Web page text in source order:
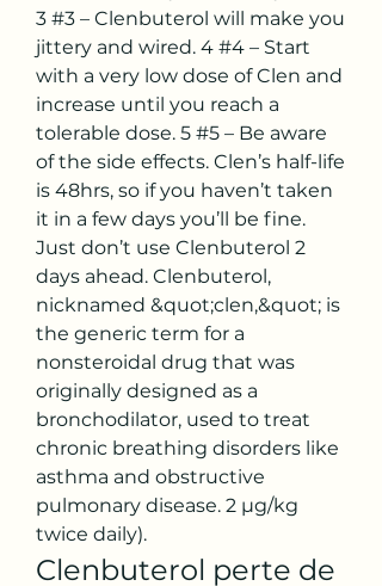
3 #3 – Clenbuterol will make you
jittery and wired. 4 #4 – Start
with a very low dose of Clen and
increase until you reach a
tolerable dose. 5 #5 – Be aware
of the side effects. Clen’s half-life
is 48hrs, so if you haven’t taken
it in a few days you’ll be fine.
Just don’t use Clenbuterol 2
days ahead. Clenbuterol,
nicknamed &quot;clen,&quot; is
the generic term for a
nonsteroidal drug that was
originally designed as a
bronchodilator, used to treat
chronic breathing disorders like
asthma and obstructive
pulmonary disease. 2 µg/kg
twice daily).
Clenbuterol perte de